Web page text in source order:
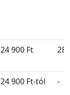
24 900 Ft 28
24 900 Ft-tól -